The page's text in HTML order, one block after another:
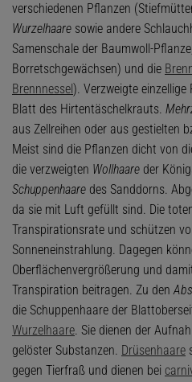
verschiedenen Pflanzen
Wurzelhaare sowie andere
Samenschale der Baumwoll-
Borretschgewächsen) und die
Brennnessel). Verzweigte
Blatt des Hirtentäschelkrauts.
aus Zellreihen oder aus gestielten
Meist sind die Pflanzen dicht von
die verzweigten Wollhaare der
Schuppenhaare des Sanddorns.
da sie mit Luft gefüllt sind. Die
Transpirationsrate und schützen
Sonneneinstrahlung. Dagegen
Oberflächenvergrößerung und
Transpiration beitragen. Zu den
die Schuppenhaare der
Wurzelhaare. Sie dienen der
gelöster Substanzen. Drüsenhaare
gegen Tierfraß und dienen bei